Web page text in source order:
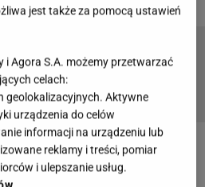
na ciasta z
wielkanocny must have
jest także za pomocą ustawień
i Agora S.A. możemy przetwarzać
celach:
geolokalizacyjnych. Aktywne
urządzenia do celów
informacji na urządzeniu lub
reklamy i treści, pomiar
i ulepszanie usług.